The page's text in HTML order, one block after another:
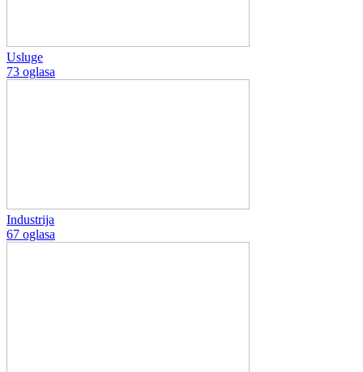
Usluge
73 oglasa
Industrija
67 oglasa